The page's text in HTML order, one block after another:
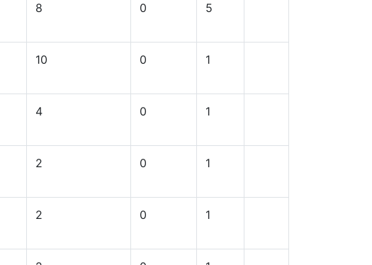
8 0 5
10 0 1
4 0 1
2 0 1
2 0 1